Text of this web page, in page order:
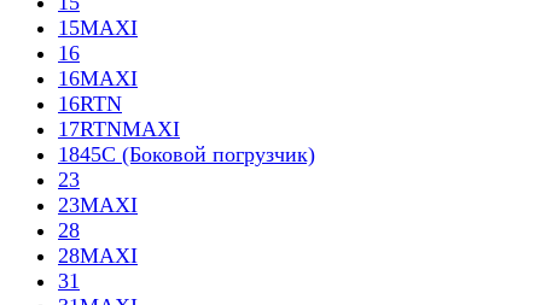
15MAXI
16
16MAXI
16RTN
17RTNMAXI
1845C (Боковой погрузчик)
23
23MAXI
28
28MAXI
31